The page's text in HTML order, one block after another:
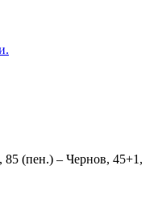
85 (пен.) – Чернов, 45+1,